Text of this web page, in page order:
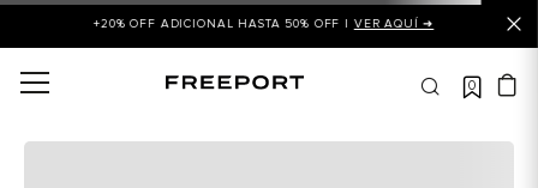
+20% OFF ADICIONAL HASTA 50% OFF | VER AQUÍ ➜
0